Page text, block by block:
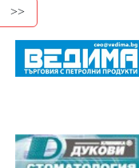
>>